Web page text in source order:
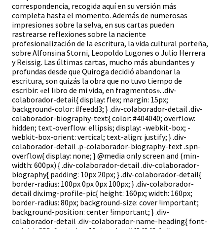
correspondencia, recogida aquí en su versión más
completa hasta el momento. Además de numerosas
impresiones sobre la selva, en sus cartas pueden
rastrearse reflexiones sobre la naciente
profesionalización de la escritura, la vida cultural porteña,
sobre Alfonsina Storni, Leopoldo Lugones o Julio Herrera
y Reissig. Las últimas cartas, mucho más abundantes y
profundas desde que Quiroga decidió abandonar la
escritura, son quizás la obra que no tuvo tiempo de
escribir: «el libro de mi vida, en fragmentos». .div-
colaborador-detail{ display: flex; margin: 15px;
background-color: #feedd3; } .div-colaborador-detail .div-
colaborador-biography-text{ color: #404040; overflow:
hidden; text-overflow: ellipsis; display: -webkit-box; -
webkit-box-orient: vertical; text-align: justify; } .div-
colaborador-detail .p-colaborador-biography-text .spn-
overflow{ display: none; } @media only screen and (min-
width: 600px) { .div-colaborador-detail .div-colaborador-
biography{ padding: 10px 20px; } .div-colaborador-detail{
border-radius: 100px 0px 0px 100px; } .div-colaborador-
detail div.img-profile-pic{ height: 160px; width: 160px;
border-radius: 80px; background-size: cover !important;
background-position: center !important; } .div-
colaborador-detail .div-colaborador-name-heading{ font-